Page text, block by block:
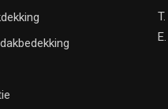
T.
E.